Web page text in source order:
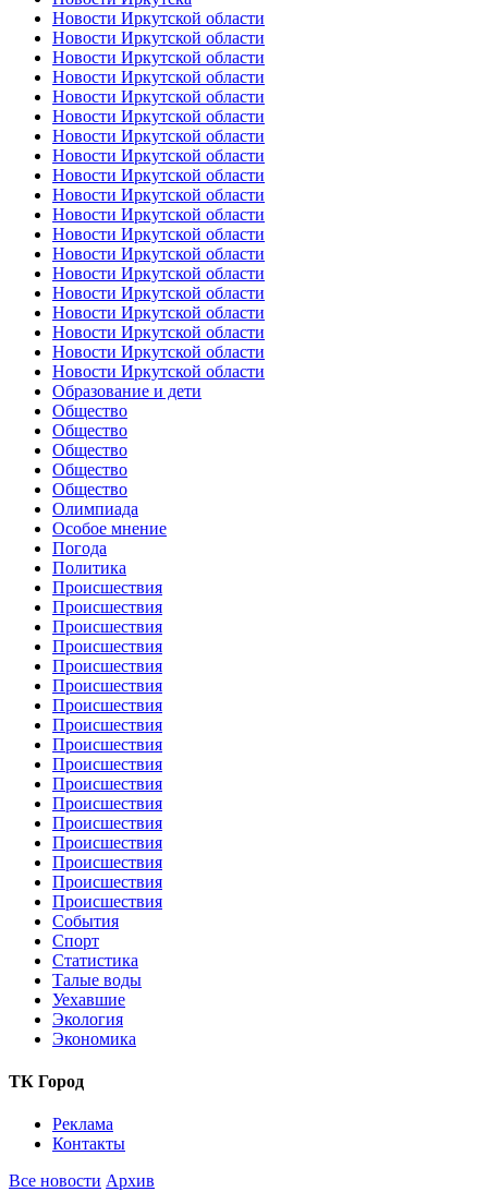
Новости Иркутской области
Новости Иркутской области
Новости Иркутской области
Новости Иркутской области
Новости Иркутской области
Новости Иркутской области
Новости Иркутской области
Новости Иркутской области
Новости Иркутской области
Новости Иркутской области
Новости Иркутской области
Новости Иркутской области
Новости Иркутской области
Новости Иркутской области
Новости Иркутской области
Новости Иркутской области
Новости Иркутской области
Новости Иркутской области
Новости Иркутской области
Образование и дети
Общество
Общество
Общество
Общество
Общество
Олимпиада
Особое мнение
Погода
Политика
Происшествия
Происшествия
Происшествия
Происшествия
Происшествия
Происшествия
Происшествия
Происшествия
Происшествия
Происшествия
Происшествия
Происшествия
Происшествия
Происшествия
Происшествия
Происшествия
Происшествия
События
Спорт
Статистика
Талые воды
Уехавшие
Экология
Экономика
ТК Город
Реклама
Контакты
Все новости Архив